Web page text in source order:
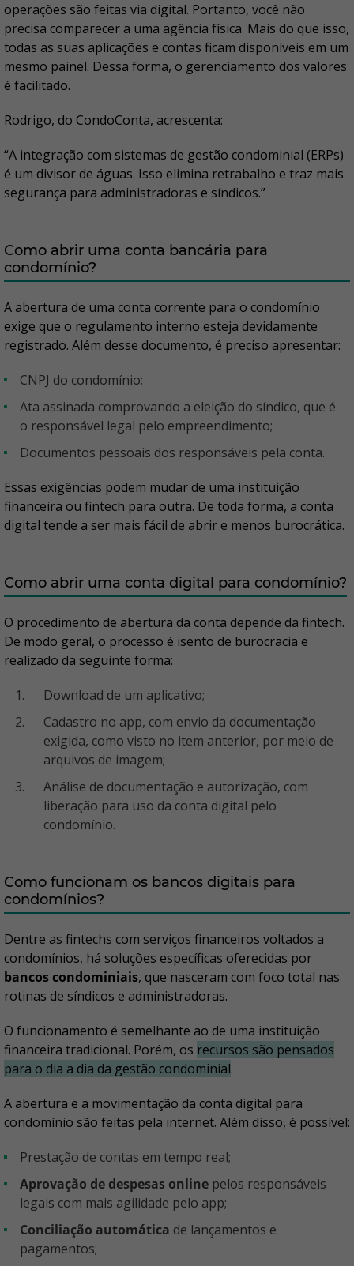
operações são feitas via digital. Portanto, você não
precisa comparecer a uma agência física. Mais do que isso,
todas as suas aplicações e contas ficam disponíveis em um
mesmo painel. Dessa forma, o gerenciamento dos valores
é facilitado.
Rodrigo, do CondoConta, acrescenta:
“A integração com sistemas de gestão condominial (ERPs)
é um divisor de águas. Isso elimina retrabalho e traz mais
segurança para administradoras e síndicos.”
Como abrir uma conta bancária para
condomínio?
A abertura de uma conta corrente para o condomínio
exige que o regulamento interno esteja devidamente
registrado. Além desse documento, é preciso apresentar:
CNPJ do condomínio;
Ata assinada comprovando a eleição do síndico, que é
o responsável legal pelo empreendimento;
Documentos pessoais dos responsáveis pela conta.
Essas exigências podem mudar de uma instituição
financeira ou fintech para outra. De toda forma, a conta
digital tende a ser mais fácil de abrir e menos burocrática.
Como abrir uma conta digital para condomínio?
O procedimento de abertura da conta depende da fintech.
De modo geral, o processo é isento de burocracia e
realizado da seguinte forma:
Download de um aplicativo;
Cadastro no app, com envio da documentação
exigida, como visto no item anterior, por meio de
arquivos de imagem;
Análise de documentação e autorização, com
liberação para uso da conta digital pelo
condomínio.
Como funcionam os bancos digitais para
condomínios?
Dentre as fintechs com serviços financeiros voltados a
condomínios, há soluções específicas oferecidas por
bancos condominiais, que nasceram com foco total nas
rotinas de síndicos e administradoras.
O funcionamento é semelhante ao de uma instituição
financeira tradicional. Porém, os recursos são pensados
para o dia a dia da gestão condominial.
A abertura e a movimentação da conta digital para
condomínio são feitas pela internet. Além disso, é possível:
prestação de contas em tempo real;
aprovação de despesas online pelos responsáveis
legais com mais agilidade pelo app;
conciliação automática de lançamentos e
pagamentos;